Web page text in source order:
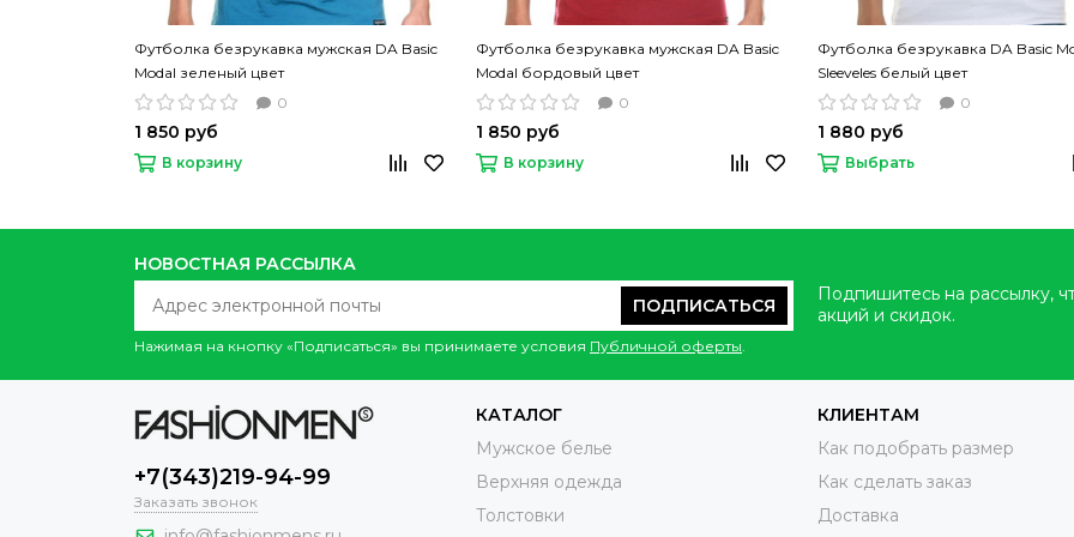
Футболка безрукавка мужская DA Basic
Modal зеленый цвет
0
1 850 руб
В корзину
Футболка безрукавка мужская DA Basic
Modal бордовый цвет
0
1 850 руб
В корзину
Футболка безрукавка DA Basic
Sleeveles белый цвет
0
1 880 руб
Выбрать
НОВОСТНАЯ РАССЫЛКА
ПОДПИСАТЬСЯ
Нажимая на кнопку «Подписаться» вы принимаете условия Публичной оферты.
Подпишитесь на рассылку,
акций и скидок.
+7(343)219-94-99
Заказать звонок
КАТАЛОГ
Мужское белье
Верхняя одежда
Толстовки
КЛИЕНТАМ
Как подобрать размер
Как сделать заказ
Доставка